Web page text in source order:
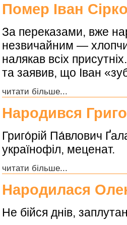
Помер Іван
За переказами, вже
незвичайним —
налякав всіх
та заявив, що Іван
читати більше...
Народився
Григо́рій Па́влович
українофіл, меценат.
читати більше...
Народилася
Не бійся днів,